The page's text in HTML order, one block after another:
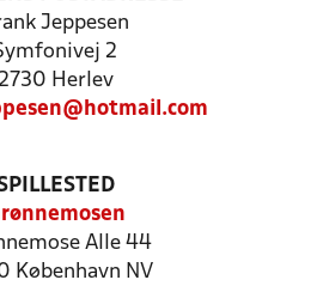
Jeppesen
2
2730 Herlev
Alle 44
København NV